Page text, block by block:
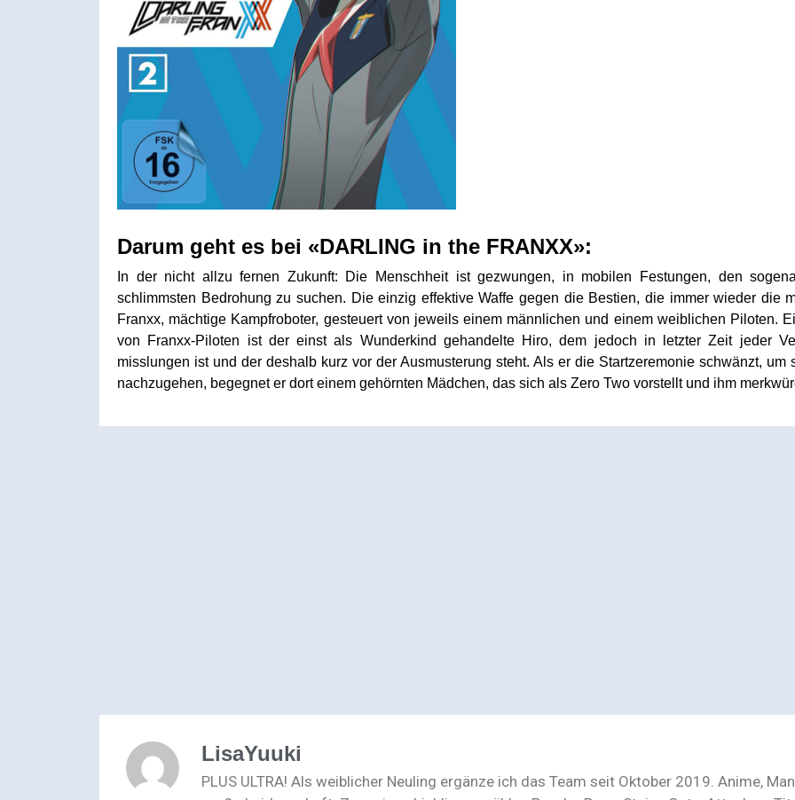
Darum geht es bei «DARLING in the FRANXX»:
In der nicht allzu fernen Zukunft: Die Menschheit ist gezwungen, in mobilen Festungen, den
schlimmsten Bedrohung zu suchen. Die einzig effektive Waffe gegen die Bestien, die immer wieder die
Franxx, mächtige Kampfroboter, gesteuert von jeweils einem männlichen und einem weiblichen Piloten.
von Franxx-Piloten ist der einst als Wunderkind gehandelte Hiro, dem jedoch in letzter Zeit jeder
misslungen ist und der deshalb kurz vor der Ausmusterung steht. Als er die Startzeremonie schwänzt,
nachzugehen, begegnet er dort einem gehörnten Mädchen, das sich als Zero Two vorstellt und ihm
LisaYuuki
PLUS ULTRA! Als weiblicher Neuling ergänze ich das Team seit Oktober 2019. Anime,